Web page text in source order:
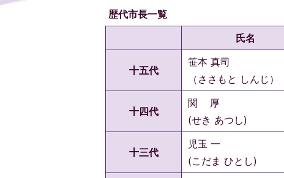
歴代市長一覧
氏名
十五代
笹本 真司
（ささもと しんじ）
十四代
関 厚
(せき あつし)
十三代
児玉 一
(こだま ひとし)